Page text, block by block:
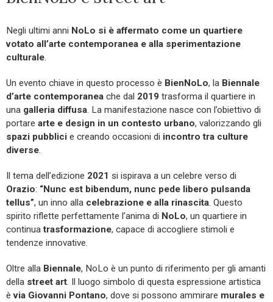
Negli ultimi anni NoLo si è affermato come un quartiere
votato all’arte contemporanea e alla sperimentazione
culturale.
Un evento chiave in questo processo è BienNoLo, la Biennale
d’arte contemporanea che dal 2019 trasforma il quartiere in
una galleria diffusa. La manifestazione nasce con l’obiettivo di
portare arte e design in un contesto urbano, valorizzando gli
spazi pubblici e creando occasioni di incontro tra culture
diverse.
Il tema dell’edizione 2021 si ispirava a un celebre verso di
Orazio: “Nunc est bibendum, nunc pede libero pulsanda
tellus”, un inno alla celebrazione e alla rinascita. Questo
spirito riflette perfettamente l’anima di NoLo, un quartiere in
continuatrasformazione, capace di accogliere stimoli e
tendenze innovative.
Oltre alla Biennale, NoLo è un punto di riferimento per gli amanti
della street art. Il luogo simbolo di questa espressione artistica
èvia Giovanni Pontano, dove si possono ammirare murales e